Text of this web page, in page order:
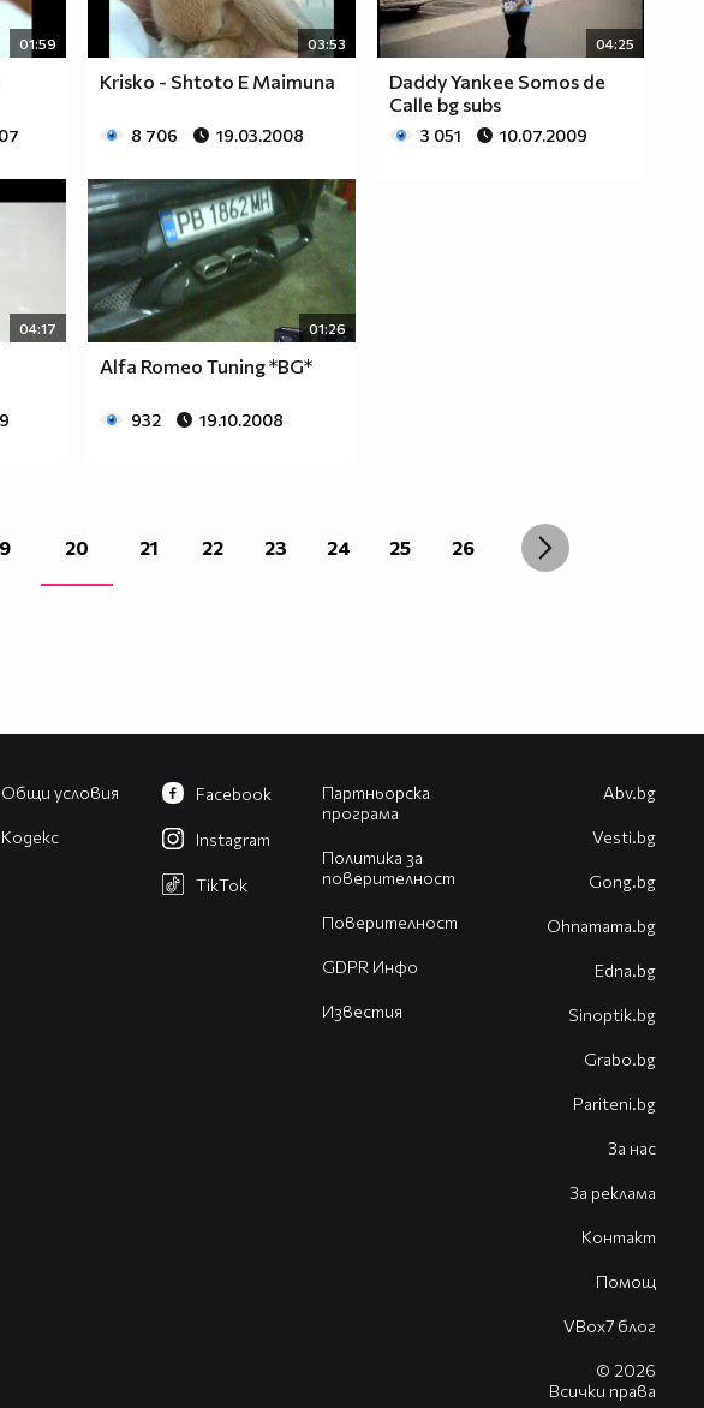
01:59 03:53
Krisko - Shtoto E Maimuna
8 706 19.03.2008
04:25
Daddy Yankee Somos de
Calle bg subs
3 051 10.07.2009
04:17 01:26
Alfa Romeo Tuning *BG*
932 19.10.2008
20 21 22 23 24 25 26
Общи условия
Кодекс
Партньорска
програма
Политика за
поверителност
Поверителност
GDPR Инфо
Известия
Facebook
Instagram
TikTok
Abv.bg
Vesti.bg
Gong.bg
Оhnamama.bg
Edna.bg
Sinoptik.bg
Grabo.bg
Pariteni.bg
За нас
За реклама
Контакт
Помощ
VBox7 блог
© 2026
Всички права